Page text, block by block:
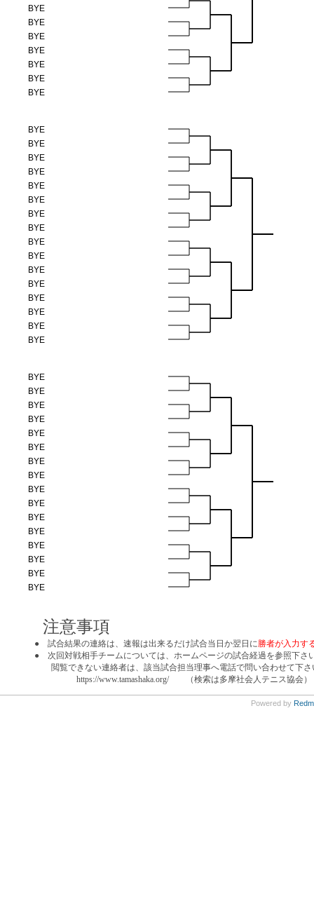
BYE
BYE
BYE
BYE
BYE
BYE
BYE
BYE
BYE
BYE
BYE
BYE
BYE
BYE
BYE
BYE
BYE
BYE
BYE
BYE
BYE
BYE
BYE
BYE
BYE
BYE
BYE
BYE
BYE
BYE
BYE
BYE
BYE
BYE
BYE
BYE
BYE
BYE
BYE
注意事項
● 試合結果の連絡は、速報は出来るだけ試合当日か翌日に勝者が入力す
● 次回対戦相手チームについては、ホームページの試合経過を参照下さ
閲覧できない連絡者は、該当試合担当理事へ電話で問い合わせて下さ
https://www.tamashaka.org/（検索は多摩社会人テニス協会）
Powered by